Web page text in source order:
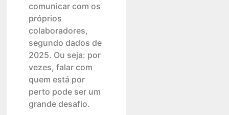
comunicar com os
próprios
colaboradores,
segundo dados de
2025. Ou seja: por
vezes, falar com
quem está por
perto pode ser um
grande desafio.